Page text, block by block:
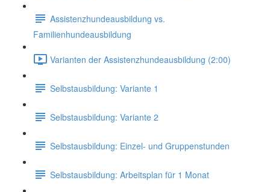
Assistenzhundeausbildung vs.
Familienhundeausbildung
Varianten der Assistenzhundeausbildung (2:00)
Selbstausbildung: Variante 1
Selbstausbildung: Variante 2
Selbstausbildung: Einzel- und Gruppenstunden
Selbstausbildung: Arbeitsplan für 1 Monat